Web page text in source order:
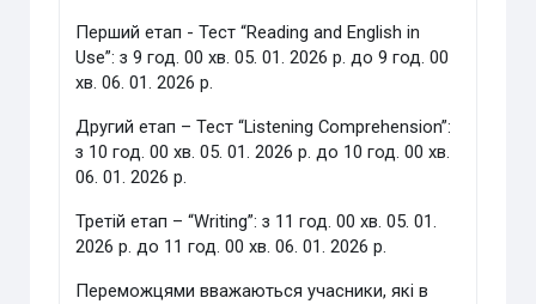
Перший етап - Тест “Reading and English in
Use”: з 9 год. 00 хв. 05. 01. 2026 р. до 9 год. 00
хв. 06. 01. 2026 р.
Другий етап – Тест “Listening Comprehension”:
з 10 год. 00 хв. 05. 01. 2026 р. до 10 год. 00 хв.
06. 01. 2026 р.
Третій етап – “Writing”: з 11 год. 00 хв. 05. 01.
2026 р. до 11 год. 00 хв. 06. 01. 2026 р.
Переможцями вважаються учасники, які в